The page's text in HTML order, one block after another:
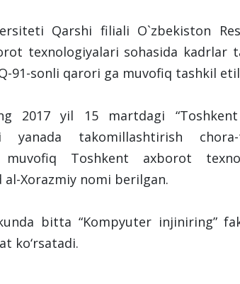
Qarshi filiali O`zbekiston
texnologiyalari sohasida kadrlar
91-sonli qarori ga muvofiq tashkil
2017 yil 15 martdagi
yanada takomillashtirish chora-
muvofiq Toshkent axborot
Xorazmiy nomi berilgan.
bitta “Kompyuter injiniring”
ko‘rsatadi.